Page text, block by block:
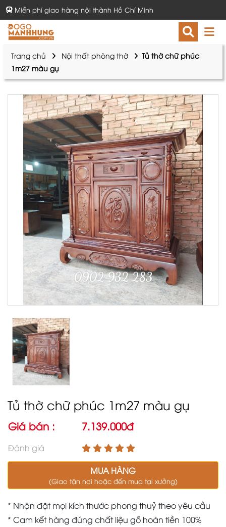
Miễn phí giao hàng nội thành Hồ Chí Minh
Trang chủ Nội thất phòng thờ
Tủ thờ chữ phúc
1m27 màu gụ
Tủ thờ chữ phúc 1m27 màu gụ
Giá bán : 7.139.000đ
Đánh giá
MUA HÀNG
(Giao tận nơi hoặc đến mua tại xưởng)
* Nhận đặt mọi kích thước phong thuỷ theo yêu cầu
* Cam kết hàng đúng chất liệu gỗ hoàn tiền 100%